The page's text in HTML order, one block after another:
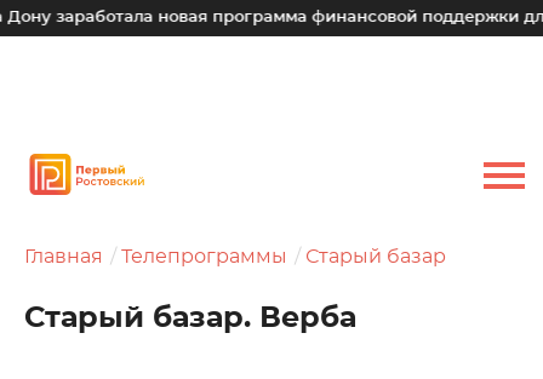
новая программа финансовой поддержки для малых
Главная Телепрограммы Старый базар
Старый базар. Верба